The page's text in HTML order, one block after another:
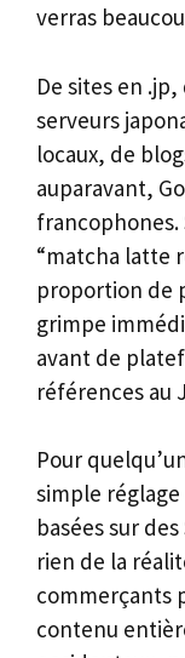
verras
De sites en
serveurs
locaux, de
auparavant,
francophones.
“matcha latte
proportion de
grimpe
avant de
références au
Pour
simple
basées sur
rien de la
commerçants
contenu